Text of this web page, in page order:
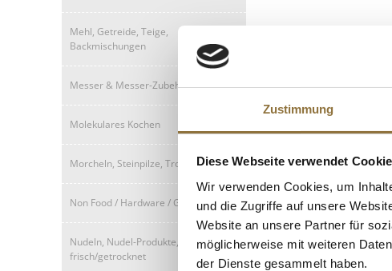
Zustimmung
Diese Webseite verwendet
Wir verwenden Cookies, um
und die Zugriffe auf unsere
Website an unsere Partner für
möglicherweise mit weiteren
der Dienste gesammelt haben.
Mehl, Getreide, Teige,
Backmischungen
Messer & Messer-Zubehör
Molekulares Kochen
Morcheln, Steinpilze, Trockenpilze
Non Food / Hardware / Grillzubehör
Nudeln, Nudel-Produkte,
frisch/getrocknet